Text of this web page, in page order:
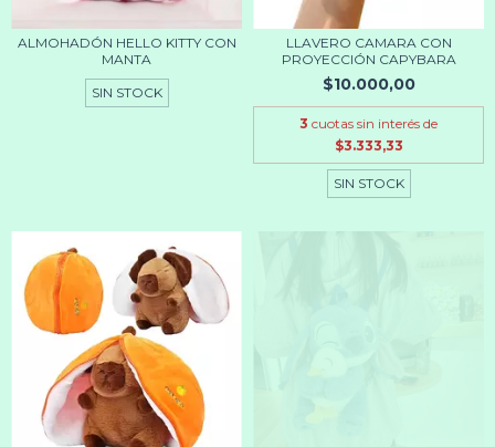
ALMOHADÓN HELLO KITTY CON
MANTA
SIN STOCK
LLAVERO CAMARA CON
PROYECCIÓN CAPYBARA
$10.000,00
3 cuotas sin interés de
$3.333,33
SIN STOCK